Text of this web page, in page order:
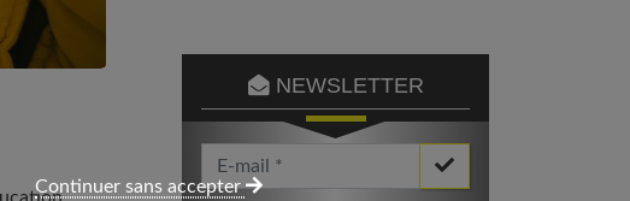
NEWSLETTER
Votre Email *
Continuer sans accepter